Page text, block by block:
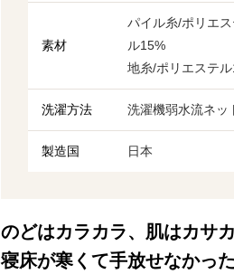
素材
パイル糸/ポリエ
ル15%
地糸/ポリエステ
洗濯方法 洗濯機弱水流ネッ
製造国 日本
のどはカラカラ、肌はカサ
寝床が寒くて手放せなかっ